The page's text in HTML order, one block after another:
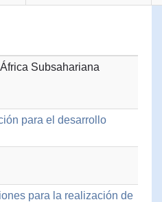
Subsahariana
para el desarrollo
para la realización de